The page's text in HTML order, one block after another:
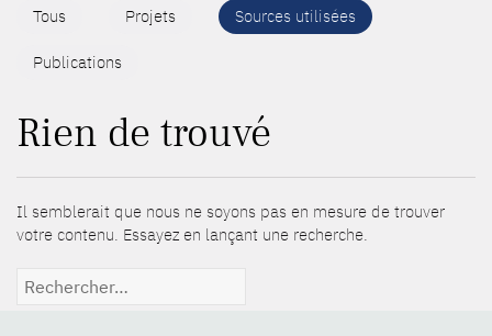
Tous Projets Sources utilisées
Publications
Rien de trouvé
Il semblerait que nous ne soyons pas en mesure de trouver
votre contenu. Essayez en lançant une recherche.
Rechercher :